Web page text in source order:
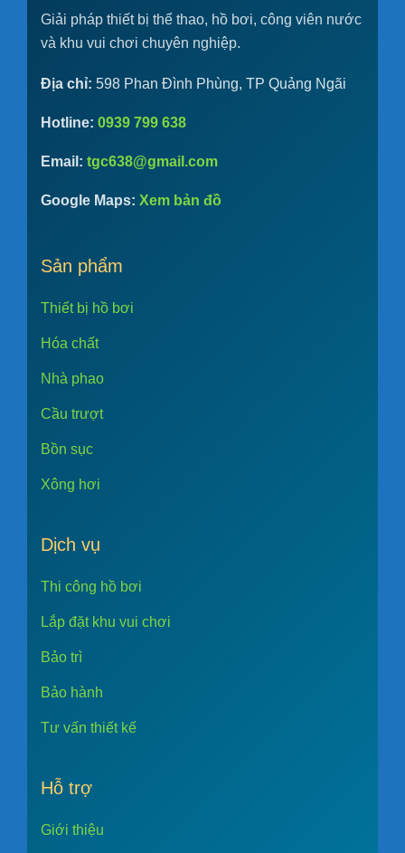
Giải pháp thiết bị thể thao, hồ bơi, công viên nước
và khu vui chơi chuyên nghiệp.
Địa chỉ: 598 Phan Đình Phùng, TP Quảng Ngãi
Hotline: 0939 799 638
Email: tgc638@gmail.com
Google Maps: Xem bản đồ
Sản phẩm
Thiết bị hồ bơi
Hóa chất
Nhà phao
Cầu trượt
Bồn sục
Xông hơi
Dịch vụ
Thi công hồ bơi
Lắp đặt khu vui chơi
Bảo trì
Bảo hành
Tư vấn thiết kế
Hỗ trợ
Giới thiệu